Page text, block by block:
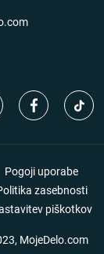
Pogoji uporabe
zasebnosti
piškotkov
MojeDelo.com